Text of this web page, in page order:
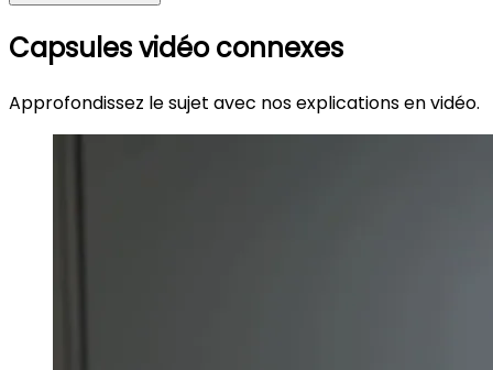
Capsules vidéo connexes
Approfondissez le sujet avec nos explications en vidéo.